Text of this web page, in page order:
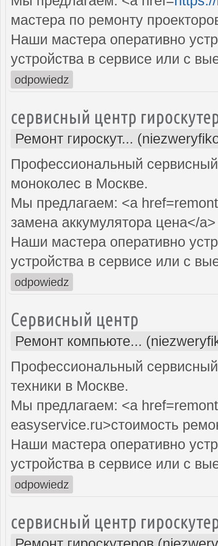
мастера по ремонту
Наши мастера оперативно
устройства в сервисе или с
odpowiedz
сервисный центр
Ремонт гироскут...
Профессиональный сервисный
моноколес в Москве.
Мы предлагаем: <a
замена аккумулятора цена</a>
Наши мастера оперативно
устройства в сервисе или с
odpowiedz
Сервисный центр
Ремонт компьюте...
Профессиональный
техники в Москве.
Мы предлагаем: <a
easyservice.ru>стоимость
Наши мастера оперативно
устройства в сервисе или с
odpowiedz
сервисный центр